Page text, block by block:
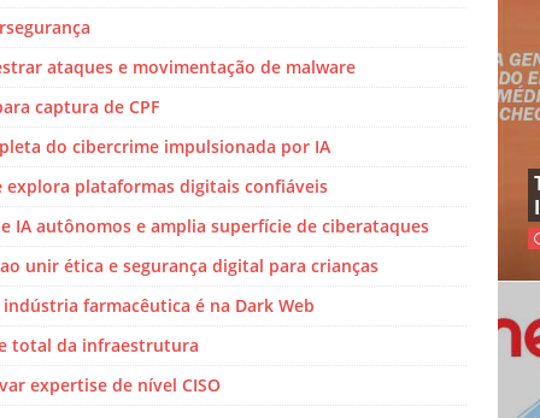
ataques e movimentação de malware
captura de CPF
do cibercrime impulsionada por IA
explora plataformas digitais confiáveis
IA autônomos e amplia superfície de ciberataques
unir ética e segurança digital para crianças
farmacêutica é na Dark Web
total da infraestrutura
expertise de nível CISO